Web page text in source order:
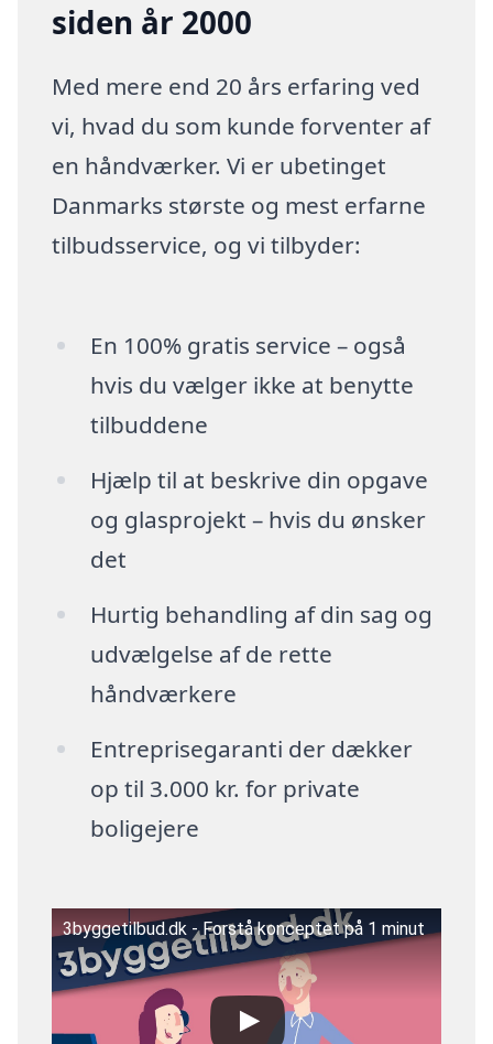
siden år 2000
Med mere end 20 års erfaring ved
vi, hvad du som kunde forventer af
en håndværker. Vi er ubetinget
Danmarks største og mest erfarne
tilbudsservice, og vi tilbyder:
En 100% gratis service – også
hvis du vælger ikke at benytte
tilbuddene
Hjælp til at beskrive din opgave
og glasprojekt – hvis du ønsker
det
Hurtig behandling af din sag og
udvælgelse af de rette
håndværkere
Entreprisegaranti der dækker
op til 3.000 kr. for private
boligejere
3byggetilbud.dk - Forstå konceptet på 1 minut